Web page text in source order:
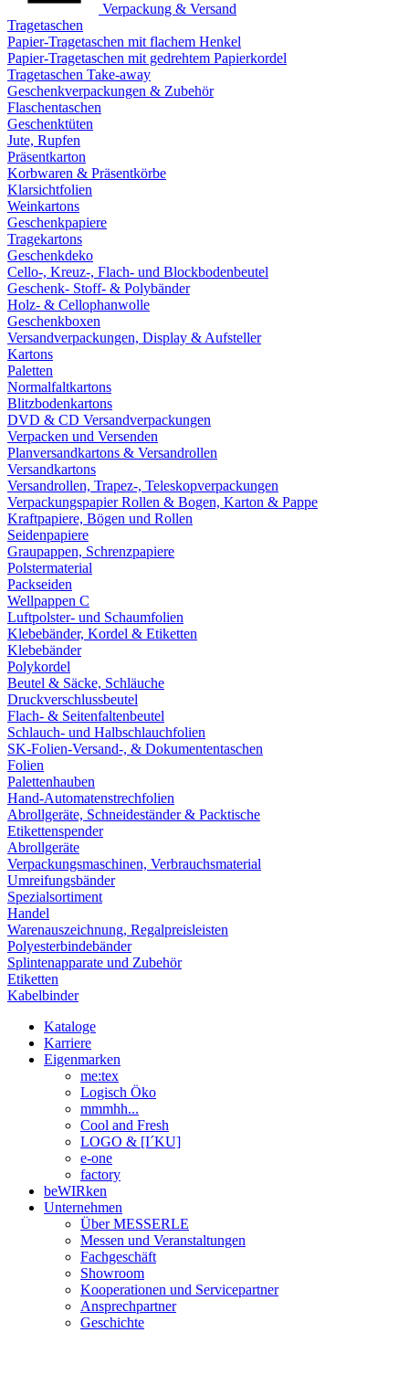
Verpackung & Versand
Tragetaschen
Papier-Tragetaschen mit flachem Henkel
Papier-Tragetaschen mit gedrehtem Papierkordel
Tragetaschen Take-away
Geschenkverpackungen & Zubehör
Flaschentaschen
Geschenktüten
Jute, Rupfen
Präsentkarton
Korbwaren & Präsentkörbe
Klarsichtfolien
Weinkartons
Geschenkpapiere
Tragekartons
Geschenkdeko
Cello-, Kreuz-, Flach- und Blockbodenbeutel
Geschenk- Stoff- & Polybänder
Holz- & Cellophanwolle
Geschenkboxen
Versandverpackungen, Display & Aufsteller
Kartons
Paletten
Normalfaltkartons
Blitzbodenkartons
DVD & CD Versandverpackungen
Verpacken und Versenden
Planversandkartons & Versandrollen
Versandkartons
Versandrollen, Trapez-, Teleskopverpackungen
Verpackungspapier Rollen & Bogen, Karton & Pappe
Kraftpapiere, Bögen und Rollen
Seidenpapiere
Graupappen, Schrenzpapiere
Polstermaterial
Packseiden
Wellpappen C
Luftpolster- und Schaumfolien
Klebebänder, Kordel & Etiketten
Klebebänder
Polykordel
Beutel & Säcke, Schläuche
Druckverschlussbeutel
Flach- & Seitenfaltenbeutel
Schlauch- und Halbschlauchfolien
SK-Folien-Versand-, & Dokumententaschen
Folien
Palettenhauben
Hand-Automatenstrechfolien
Abrollgeräte, Schneideständer & Packtische
Etikettenspender
Abrollgeräte
Verpackungsmaschinen, Verbrauchsmaterial
Umreifungsbänder
Spezialsortiment
Handel
Warenauszeichnung, Regalpreisleisten
Polyesterbindebänder
Splintenapparate und Zubehör
Etiketten
Kabelbinder
Kataloge
Karriere
Eigenmarken
me:tex
Logisch Öko
mmmhh...
Cool and Fresh
LOGO & [I´KU]
e-one
factory
beWIRken
Unternehmen
Über MESSERLE
Messen und Veranstaltungen
Fachgeschäft
Showroom
Kooperationen und Servicepartner
Ansprechpartner
Geschichte